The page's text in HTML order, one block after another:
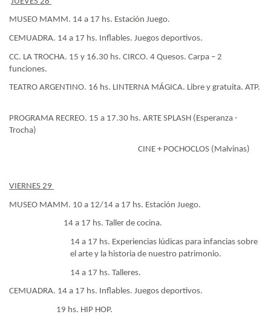
MUSEO MAMM. 14 a 17 hs. Estación Juego.
CEMUADRA. 14 a 17 hs. Inflables. Juegos deportivos.
CC. LA TROCHA. 15 y 16.30 hs. CIRCO. 4 Quesos. Carpa – 2
funciones.
TEATRO ARGENTINO. 16 hs. LINTERNA MÁGICA. Libre y gratuita. ATP.
PROGRAMA RECREO. 15 a 17.30 hs. ARTE SPLASH (Esperanza -
Trocha)
CINE + POCHOCLOS (Malvinas)
VIERNES 29
MUSEO MAMM. 10 a 12/14 a 17 hs. Estación Juego.
14 a 17 hs. Taller de cocina.
14 a 17 hs. Experiencias lúdicas para infancias sobre
el arte y la historia de nuestro patrimonio.
14 a 17 hs. Talleres.
CEMUADRA. 14 a 17 hs. Inflables. Juegos deportivos.
19 hs. HIP HOP.